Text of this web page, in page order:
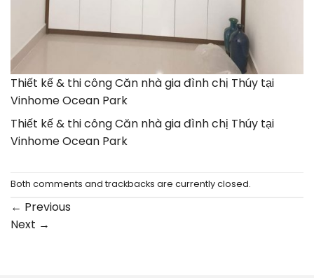
Thiết kế & thi công Căn nhà gia đình chị Thúy tại
Vinhome Ocean Park
Thiết kế & thi công Căn nhà gia đình chị Thúy tại
Vinhome Ocean Park
Both comments and trackbacks are currently closed.
← Previous
Next →